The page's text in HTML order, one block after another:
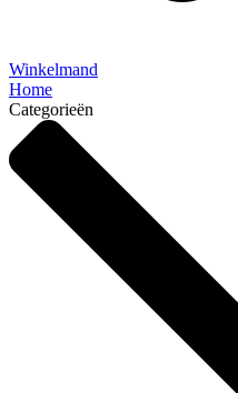
Winkelmand
Home
Categorieën